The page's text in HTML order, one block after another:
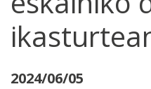
2024/06/05